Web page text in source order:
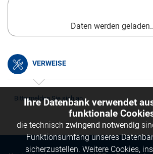
Daten werden
VERWEISE
Bitte melden Sie sich an.
Ihre Datenbank verwendet
funktionale
die technisch zwingend notwendig
Funktionsumfang unseres
sicherzustellen. Weitere Cookies,